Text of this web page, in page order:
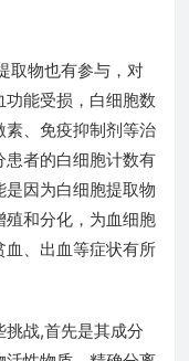
取物也有参与，对
能受损，白细胞数
、免疫抑制剂等治
者的白细胞计数有
因为白细胞提取物
和分化，为血细胞
血、出血等症状有所
战,首先是其成分